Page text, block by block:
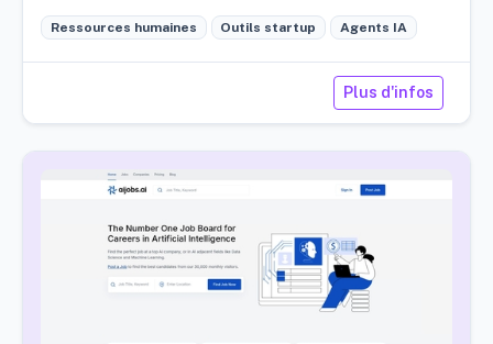
Ressources humaines Outils startup Agents IA
Plus d'infos